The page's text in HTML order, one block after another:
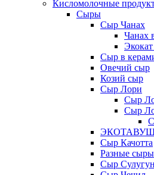
Кисломолочные
Сыры
Сыр Чанах
Чанах
Сыр в
Овечий сыр
Козий сыр
Сыр Лори
Сыр
Сыр
Сыр Качотта
Разные сыры
Сыр